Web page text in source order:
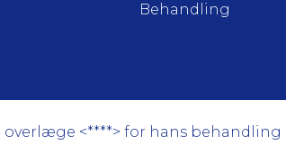
Behandling
<****> for hans behandling